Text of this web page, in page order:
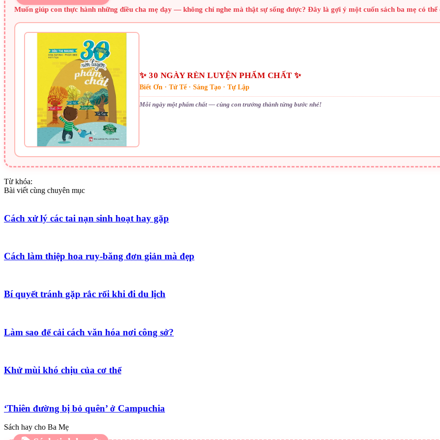
Muốn giúp con thực hành những điều cha mẹ dạy — không chỉ nghe mà thật sự sống được? Đây là gợi ý một cuốn sách ba mẹ có thể
✨ 30 NGÀY RÈN LUYỆN PHẨM CHẤT ✨
Biết Ơn · Tử Tế · Sáng Tạo · Tự Lập
Mỗi ngày một phẩm chất — cùng con trưởng thành từng bước nhé!
Từ khóa:
Bài viết cùng chuyên mục
Cách xử lý các tai nạn sinh hoạt hay gặp
Cách làm thiệp hoa ruy-băng đơn giản mà đẹp
Bí quyết tránh gặp rắc rối khi đi du lịch
Làm sao để cải cách văn hóa nơi công sở?
Khử mùi khó chịu của cơ thể
‘Thiên đường bị bỏ quên’ ở Campuchia
Sách hay cho Ba Mẹ